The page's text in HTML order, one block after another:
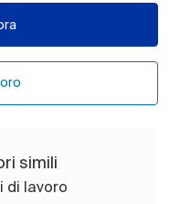
simili
di lavoro